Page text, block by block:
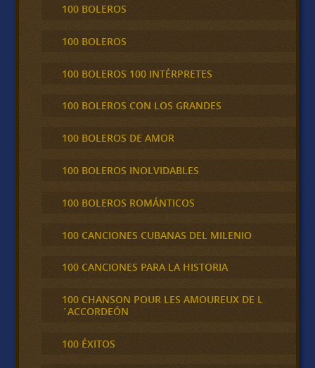
100 BOLEROS
100 BOLEROS
100 BOLEROS 100 INTÉRPRETES
100 BOLEROS CON LOS GRANDES
100 BOLEROS DE AMOR
100 BOLEROS INOLVIDABLES
100 BOLEROS ROMÁNTICOS
100 CANCIONES CUBANAS DEL MILENIO
100 CANCIONES PARA LA HISTORIA
100 CHANSON POUR LES AMOUREUX DE L
´ACCORDEÓN
100 ÉXITOS